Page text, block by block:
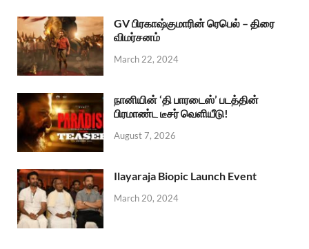
GV பிரகாஷ்குமாரின் ரெபெல் – திரை
விமர்சனம்
March 22, 2024
நானியின் ‘தி பாரடைஸ்’ படத்தின்
பிரமாண்ட டீசர் வெளியீடு!
August 7, 2026
Ilayaraja Biopic Launch Event
March 20, 2024